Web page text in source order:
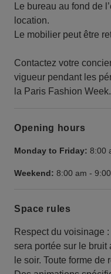
Le bureau au fond de
location.
Le mobilier peut être
Contactez votre
vigueur pendant les
la Paris Fashion Week.
Opening hours
Monday to Friday: 8:00
Weekend: 8:00 am -
Space rules
Respect du voisinage
sera portée sur le bruit
le soir. Toute forme